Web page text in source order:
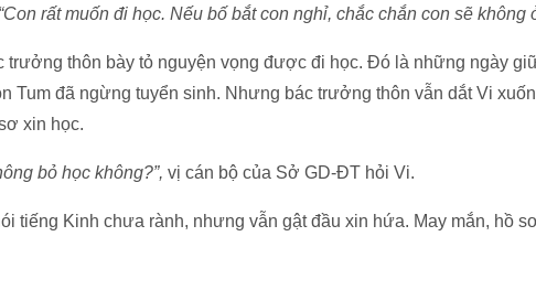
“Con rất muốn đi học. Nếu bố bắt con nghỉ, chắc chắn con sẽ không
trưởng thôn bày tỏ nguyện vọng được đi học. Đó là những ngày
Tum đã ngừng tuyển sinh. Nhưng bác trưởng thôn vẫn dắt Vi
xin học.
bỏ học không?”, vị cán bộ của Sở GD-ĐT hỏi Vi.
tiếng Kinh chưa rành, nhưng vẫn gật đầu xin hứa. May mắn, hồ